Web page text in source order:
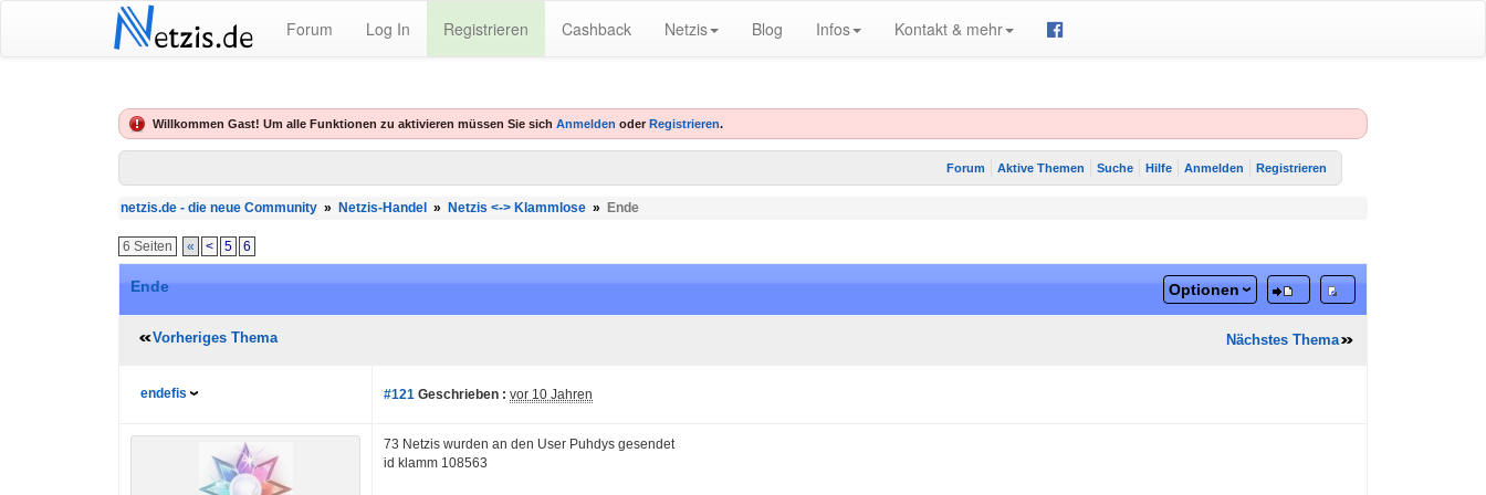
Netzis.de Forum Log In Registrieren Cashback Netzis Blog Infos Kontakt & mehr
Willkommen Gast! Um alle Funktionen zu aktivieren müssen Sie sich Anmelden oder Registrieren.
Forum Aktive Themen Suche Hilfe Anmelden Registrieren
netzis.de - die neue Community » Netzis-Handel » Netzis <-> Klammlose » Ende
6 Seiten « < 5 6
Ende Optionen
Vorheriges Thema Nächstes Thema
endefis #121 Geschrieben : vor 10 Jahren
73 Netzis wurden an den User Puhdys gesendet
id klamm 108563